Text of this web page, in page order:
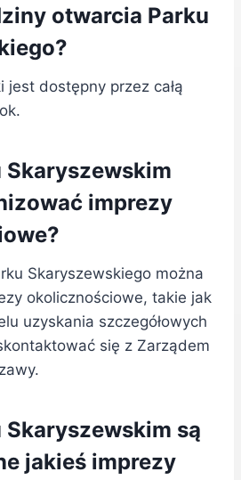
otwarcia Parku
jest dostępny przez całą
Skaryszewskim
imprezy
Skaryszewskiego można
okolicznościowe, takie jak
uzyskania szczegółowych
się z Zarządem
Skaryszewskim są
jakieś imprezy